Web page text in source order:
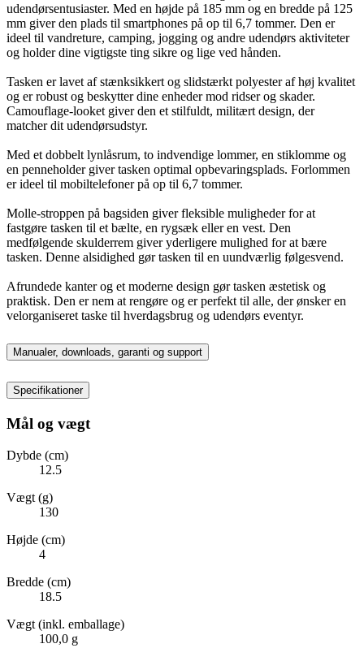
udendørsentusiaster. Med en højde på 185 mm og en bredde på 125
mm giver den plads til smartphones på op til 6,7 tommer. Den er
ideel til vandreture, camping, jogging og andre udendørs aktiviteter
og holder dine vigtigste ting sikre og lige ved hånden.
Tasken er lavet af stænksikkert og slidstærkt polyester af høj kvalitet
og er robust og beskytter dine enheder mod ridser og skader.
Camouflage-looket giver den et stilfuldt, militært design, der
matcher dit udendørsudstyr.
Med et dobbelt lynlåsrum, to indvendige lommer, en stiklomme og
en penneholder giver tasken optimal opbevaringsplads. Forlommen
er ideel til mobiltelefoner på op til 6,7 tommer.
Molle-stroppen på bagsiden giver fleksible muligheder for at
fastgøre tasken til et bælte, en rygsæk eller en vest. Den
medfølgende skulderrem giver yderligere mulighed for at bære
tasken. Denne alsidighed gør tasken til en uundværlig følgesvend.
Afrundede kanter og et moderne design gør tasken æstetisk og
praktisk. Den er nem at rengøre og er perfekt til alle, der ønsker en
velorganiseret taske til hverdagsbrug og udendørs eventyr.
Manualer, downloads, garanti og support
Specifikationer
Mål og vægt
Dybde (cm)
12.5
Vægt (g)
130
Højde (cm)
4
Bredde (cm)
18.5
Vægt (inkl. emballage)
100,0 g